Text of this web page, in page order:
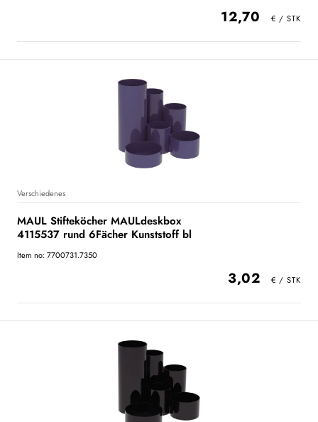
12,70
Verschiedenes
MAUL Stifteköcher MAULdeskbox
4115537 rund 6Fächer Kunststoff bl
Item no: 7700731.7350
3,02